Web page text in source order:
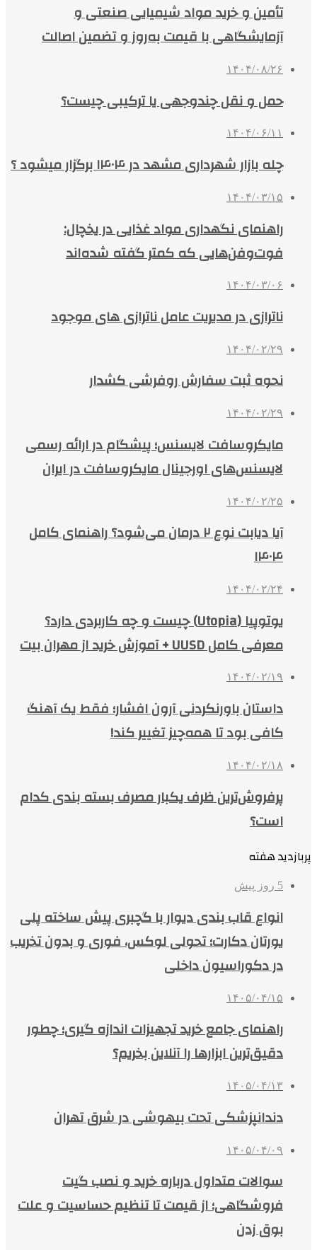
تأمین و خرید مواد شیمیایی صنعتی و
آزمایشگاهی با قیمت به‌روز و تضمین اصالت
۱۴۰۴/۰۸/۲۶
حمل و نقل چندوجهی یا ترکیبی چیست؟
۱۴۰۴/۰۶/۱۱
چله بازار شهرداری مشهد در ۱۴۰۴ برگزار میشود ؟
۱۴۰۴/۰۳/۱۵
راهنمای نگهداری مواد غذایی در یخچال:
فوت‌وفن‌هایی که کمتر گفته شده‌اند
۱۴۰۴/۰۳/۰۶
ناترازی در مدیریت عامل ناترازی های موجود
۱۴۰۴/۰۲/۲۹
نحوه ثبت سفارش روفرشی کشدار
۱۴۰۴/۰۲/۲۹
مایکروسافت لایسنس؛ پیشگام در ارائه رسمی
لایسنس‌های اورجینال مایکروسافت در ایران
۱۴۰۴/۰۲/۲۵
آیا دیابت نوع ۲ درمان می‌شود؟ راهنمای کامل
۱۴۰۴
۱۴۰۴/۰۲/۲۴
یوتوپیا (Utopia) چیست و چه کاربردی دارد؟
معرفی کامل UUSD + آموزش خرید از مهران بیت
۱۴۰۴/۰۲/۱۹
داستان باورنکردنی آرون افشار؛ فقط یک آهنگ
کافی بود تا همه‌چیز تغییر کند!
۱۴۰۴/۰۲/۱۸
پرفروش‌ترین ظرف یکبار مصرف بسته بندی کدام
است؟
پربازدید هفته
5 روز پیش
انواع قاب بندی دیوار با گچبری پیش ساخته پلی
یورتان دکارت؛ تحولی لوکس، فوری و بدون تخریب
در دکوراسیون داخلی
۱۴۰۵/۰۴/۱۵
راهنمای جامع خرید تجهیزات اندازه گیری؛ چطور
دقیق‌ترین ابزارها را آنلاین بخریم؟
۱۴۰۵/۰۴/۱۳
دندانپزشکی تحت بیهوشی در شرق تهران
۱۴۰۵/۰۴/۰۹
سوالات متداول درباره خرید و نصب گیت
فروشگاهی؛ از قیمت تا تنظیم حساسیت و علت
بوق زدن